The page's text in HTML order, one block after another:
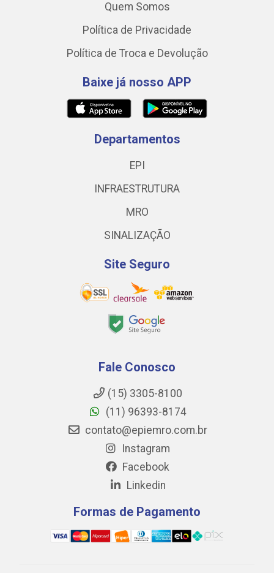
Quem Somos
Política de Privacidade
Política de Troca e Devolução
Baixe já nosso APP
Departamentos
EPI
INFRAESTRUTURA
MRO
SINALIZAÇÃO
Site Seguro
Fale Conosco
(15) 3305-8100
(11) 96393-8174
contato@epiemro.com.br
Instagram
Facebook
Linkedin
Formas de Pagamento